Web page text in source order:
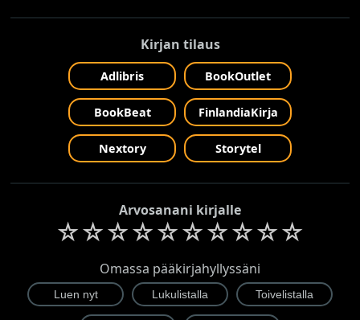
Kirjan tilaus
Adlibris BookOutlet
BookBeat FinlandiaKirja
Nextory Storytel
Arvosanani kirjalle
☆☆☆☆☆☆☆☆☆☆
Omassa pääkirjahyllyssäni